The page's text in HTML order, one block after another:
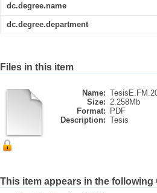
dc.degree.name
dc.degree.department
Files in this item
Name:
Size: 2.258Mb
Format:
PDF
Description: Tesis
This item appears in the following